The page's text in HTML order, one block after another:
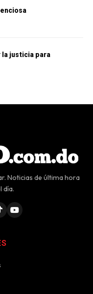
la justicia para
Noticias de última hora
día.